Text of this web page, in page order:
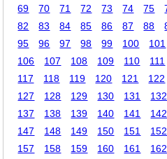
69
70 71 72 73 74 75
82
83 84 85 86 87 88
95
96 97 98 99 100 101
106
107 108 109 110 111
117
118 119 120 121 122
127
128 129 130 131 132
137
138 139 140 141 142
147
148 149 150 151 152
157
158 159 160 161 162